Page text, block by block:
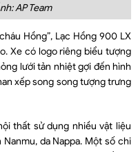
AP Team
Hồng”, Lạc Hồng 900 LX
Xe có logo riêng biểu tượng
lưới tản nhiệt gợi đến hình
xếp song song tượng trưng
thất sử dụng nhiều vật liệu
da Nappa. Một số chi